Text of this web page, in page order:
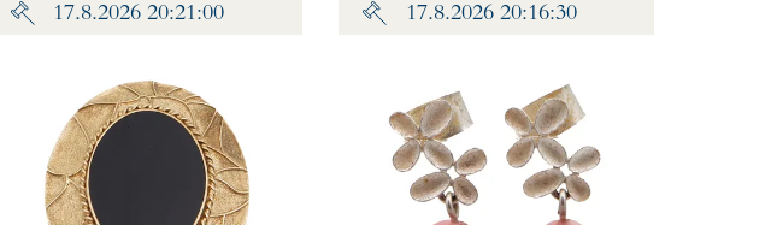
17.8.2026 20:21:00 17.8.2026 20:16:30